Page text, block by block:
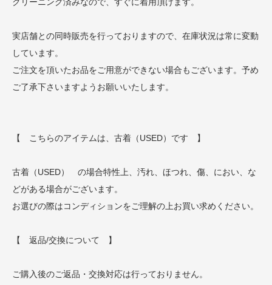
実店舗との同時販売を行っておりますので、在庫状況は常に変動
しています。
ご注文を頂いたお品をご用意ができない場合もございます。予め
ご了承下さいますようお願いいたします。
【 こちらのアイテムは、古着（USED）です 】
古着（USED） の場合特性上、汚れ、ほつれ、傷、におい、な
どがある場合がございます。
お選びの際はコンディションをご理解の上お買い求めください。
【 返品/交換について 】
ご購入後のご返品・交換対応は行っておりません。